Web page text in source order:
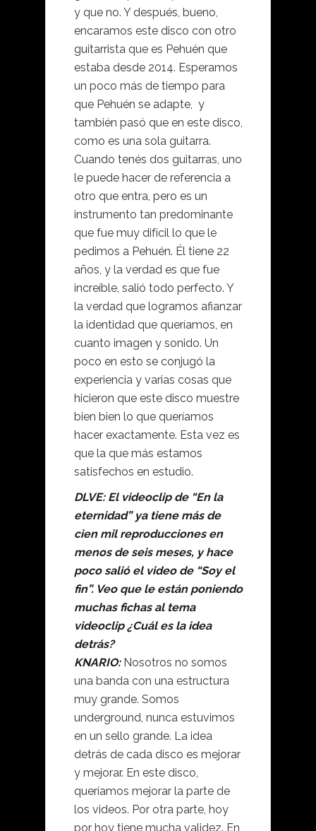
y que no. Y después, bueno,
encaramos este disco con otro
guitarrista que es Pehuén que
estaba desde 2014. Esperamos
un poco más de tiempo para
que Pehuén se adapte, y
también pasó que en este disco,
como es una sola guitarra.
Cuando tenés dos guitarras, uno
le puede hacer de referencia a
otro que entra, pero es un
instrumento tan predominante
que fue muy difícil lo que le
pedimos a Pehuén. Él tiene 22
años, y la verdad es que fue
increíble, salió todo perfecto. Y
la verdad que logramos afianzar
la identidad que queríamos, en
cuanto imagen y sonido. Un
poco en esto se conjugó la
experiencia y varias cosas que
hicieron que este disco muestre
bien bien lo que queríamos
hacer exactamente. Esta vez es
que la que más estamos
satisfechos en estudio.
DLVE: El videoclip de “En la
eternidad” ya tiene más de
cien mil reproducciones en
menos de seis meses, y hace
poco salió el video de “Soy el
fin”. Veo que le están poniendo
muchas fichas al tema
videoclip ¿Cuál es la idea
detrás?
KNARIO:Nosotros no somos
una banda con una estructura
muy grande. Somos
underground, nunca estuvimos
en un sello grande. La idea
detrás de cada disco es mejorar
y mejorar. En este disco,
queríamos mejorar la parte de
los videos. Por otra parte, hoy
por hoy tiene mucha validez. En